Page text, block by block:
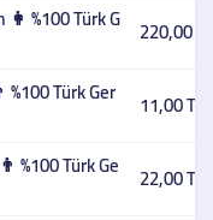
%100 Türk G 220,00 TL
Türk Ger 11,00 TL
%100 Türk Ge 22,00 TL